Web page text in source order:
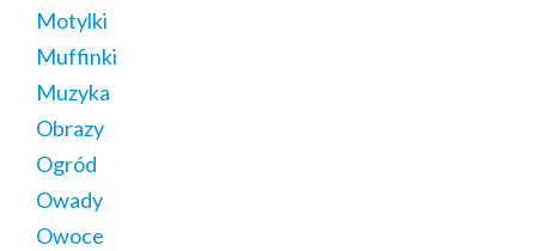
Motylki
Muffinki
Muzyka
Obrazy
Ogród
Owady
Owoce